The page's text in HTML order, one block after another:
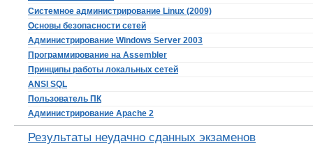
Системное администрирование Linux (2009)
Основы безопасности сетей
Администрирование Windows Server 2003
Программирование на Assembler
Принципы работы локальных сетей
ANSI SQL
Пользователь ПК
Администрирование Apache 2
Результаты неудачно сданных экзаменов